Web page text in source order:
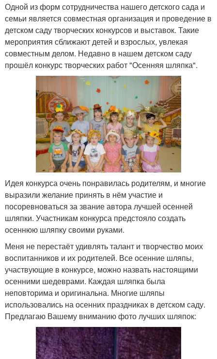
Одной из форм сотрудничества нашего детского сада и
семьи является совместная организация и проведение в
детском саду творческих конкурсов и выставок. Такие
мероприятия сближают детей и взрослых, увлекая
совместным делом. Недавно в нашем детском саду
прошёл конкурс творческих работ "Осенняя шляпка".
Идея конкурса очень понравилась родителям, и многие
выразили желание принять в нём участие и
посоревноваться за звание автора лучшей осенней
шляпки. Участникам конкурса предстояло создать
осеннюю шляпку своими руками.
Меня не перестаёт удивлять талант и творчество моих
воспитанников и их родителей. Все осенние шляпы,
участвующие в конкурсе, можно назвать настоящими
осенними шедеврами. Каждая шляпка была
неповторима и оригинальна. Многие шляпы
использовались на осенних праздниках в детском саду.
Предлагаю Вашему вниманию фото лучших шляпок: